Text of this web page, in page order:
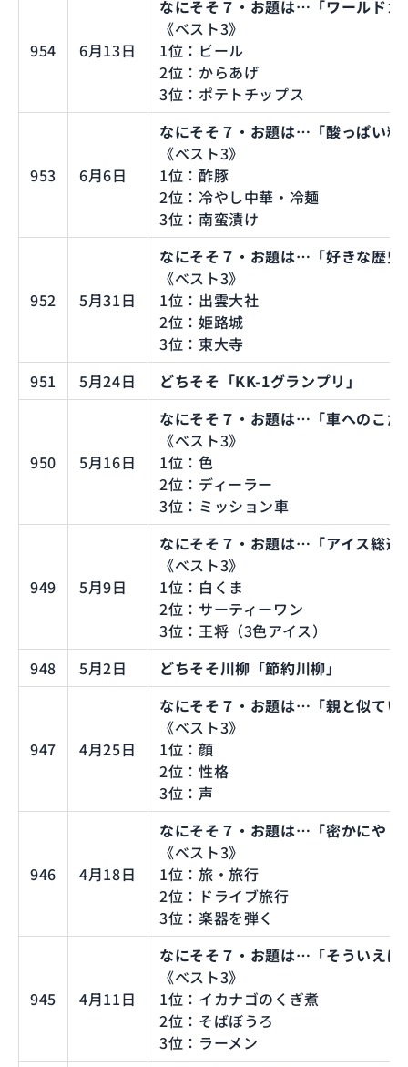
954 6月13日
なにそそ７・お題は…「ワールドカ
《ベスト3》
1位：ビール
2位：からあげ
3位：ポテトチップス
953 6月6日
なにそそ７・お題は…「酸っぱい料
《ベスト3》
1位：酢豚
2位：冷やし中華・冷麺
3位：南蛮漬け
952 5月31日
なにそそ７・お題は…「好きな歴史
《ベスト3》
1位：出雲大社
2位：姫路城
3位：東大寺
951
5月24日 どちそそ「KK-1グランプリ」
950 5月16日
なにそそ７・お題は…「車へのこだ
《ベスト3》
1位：色
2位：ディーラー
3位：ミッション車
949 5月9日
なにそそ７・お題は…「アイス総選
《ベスト3》
1位：白くま
2位：サーティーワン
3位：王将（3色アイス）
948
5月2日 どちそそ川柳「節約川柳」
947 4月25日
なにそそ７・お題は…「親と似てい
《ベスト3》
1位：顔
2位：性格
3位：声
946 4月18日
なにそそ７・お題は…「密かにやり
《ベスト3》
1位：旅・旅行
2位：ドライブ旅行
3位：楽器を弾く
945 4月11日
なにそそ７・お題は…「そういえば
《ベスト3》
1位：イカナゴのくぎ煮
2位：そばぼうろ
3位：ラーメン